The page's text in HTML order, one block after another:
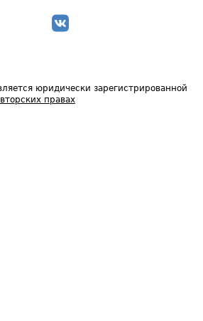
юридически зарегистрированной
правах